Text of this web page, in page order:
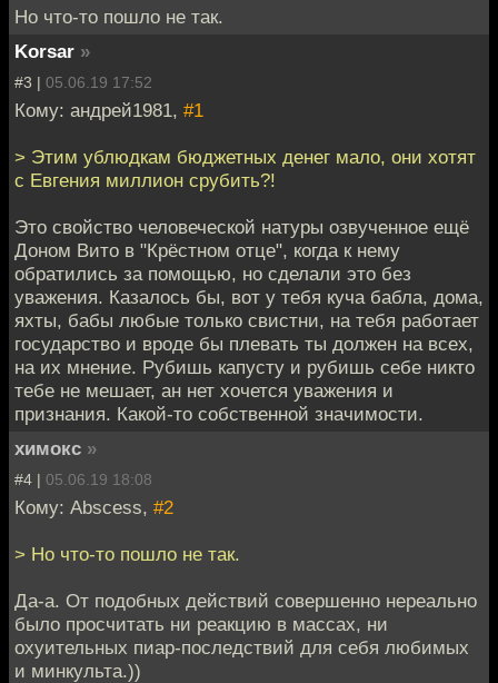
Но что-то пошло не так.
Korsar »
#3 | 05.06.19 17:52
Кому: андрей1981, #1
> Этим ублюдкам бюджетных денег мало, они хотят
с Евгения миллион срубить?!
Это свойство человеческой натуры озвученное ещё
Доном Вито в "Крёстном отце", когда к нему
обратились за помощью, но сделали это без
уважения. Казалось бы, вот у тебя куча бабла, дома,
яхты, бабы любые только свистни, на тебя работает
государство и вроде бы плевать ты должен на всех,
на их мнение. Рубишь капусту и рубишь себе никто
тебе не мешает, ан нет хочется уважения и
признания. Какой-то собственной значимости.
химокс »
#4 | 05.06.19 18:08
Кому: Abscess, #2
> Но что-то пошло не так.
Да-а. От подобных действий совершенно нереально
было просчитать ни реакцию в массах, ни
охуительных пиар-последствий для себя любимых
и минкульта.))